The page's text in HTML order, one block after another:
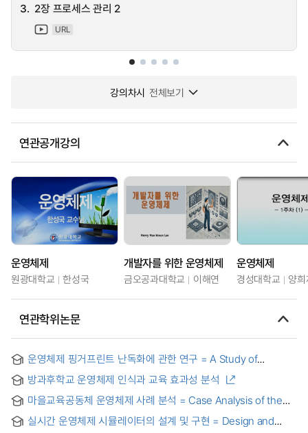
3. 2장 프로세스 관리 2
URL
강의차시 전체보기
연관공개강의
운영체제
원광대학교 한성국
개발자를 위한 운영체제
금오공과대학교 이해연
운영체제
경성대학교 양
연관학위논문
운영체제 핑거프린트 난독화에 관한 연구 = A Study of
방과후학교 운영체제 인식과 교육 효과성 분석
마을교육공동체 운영체제 사례 분석 = Case Analysis of the
실시간 운영체제 시뮬레이터의 설계 및 구현 = Design and